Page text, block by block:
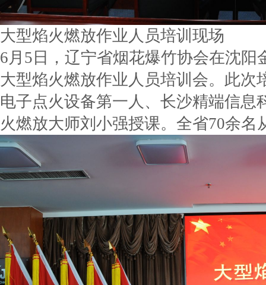
大型焰火燃放作业人员培训现场
6月5日，辽宁省烟花爆竹协会在沈阳
大型焰火燃放作业人员培训会。此次
电子点火设备第一人、长沙精端信息
火燃放大师刘小强授课。全省70余名